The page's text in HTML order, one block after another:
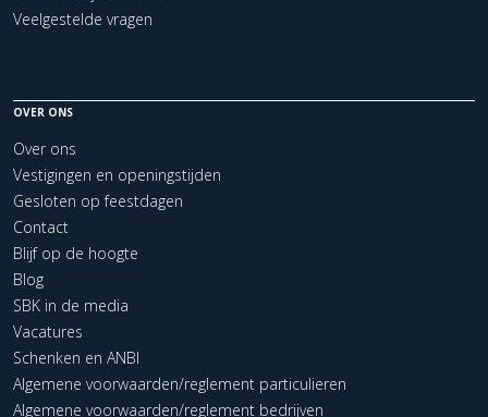
Veelgestelde vragen
OVER ONS
Over ons
Vestigingen en openingstijden
Gesloten op feestdagen
Contact
Blijf op de hoogte
Blog
SBK in de media
Vacatures
Schenken en ANBI
Algemene voorwaarden/reglement particulieren
Algemene voorwaarden/reglement bedrijven